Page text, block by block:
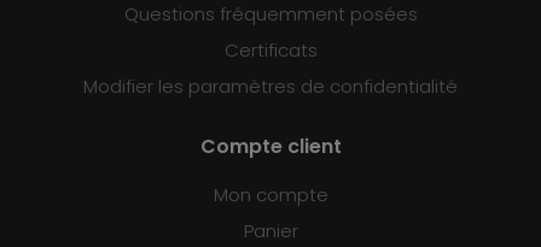
Questions fréquemment posées
Certificats
Modifier les paramètres de confidentialité
Compte client
Mon compte
Panier